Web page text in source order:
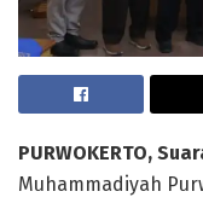
PURWOKERTO,
Muhammadiyah